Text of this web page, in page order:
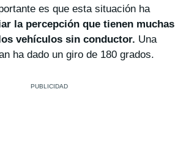
es que esta situación ha
la percepción que tienen muchas
vehículos sin conductor. Una
ha dado un giro de 180 grados.